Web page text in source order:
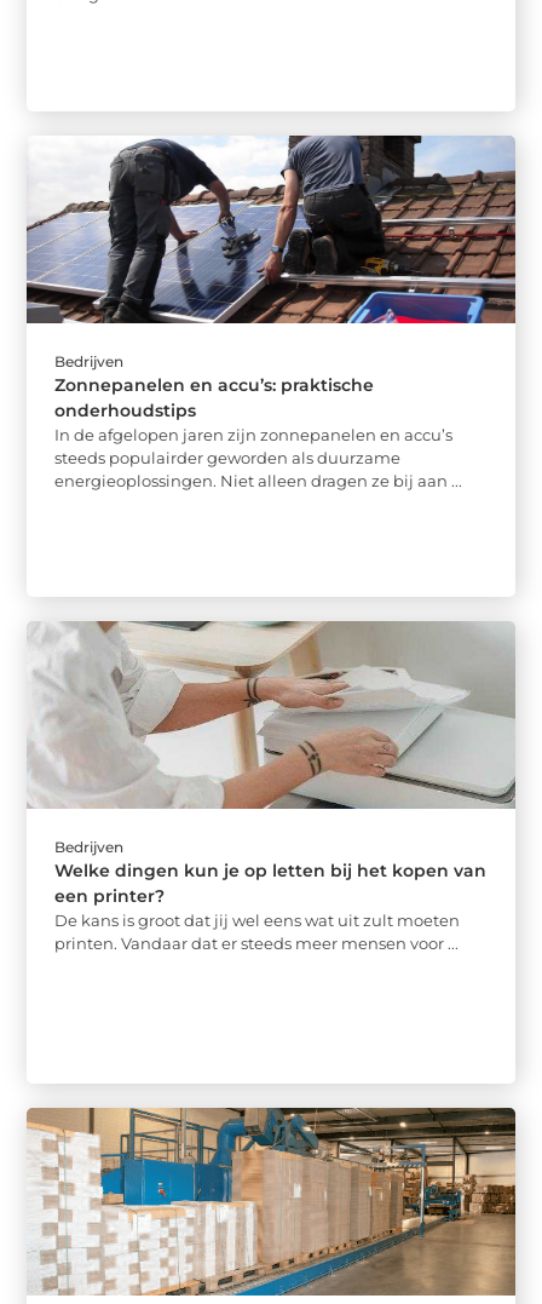
Bedrijven
Zonnepanelen en accu’s: praktische
onderhoudstips
In de afgelopen jaren zijn zonnepanelen en accu’s
steeds populairder geworden als duurzame
energieoplossingen. Niet alleen dragen ze bij aan ...
Bedrijven
Welke dingen kun je op letten bij het kopen van
een printer?
De kans is groot dat jij wel eens wat uit zult moeten
printen. Vandaar dat er steeds meer mensen voor ...